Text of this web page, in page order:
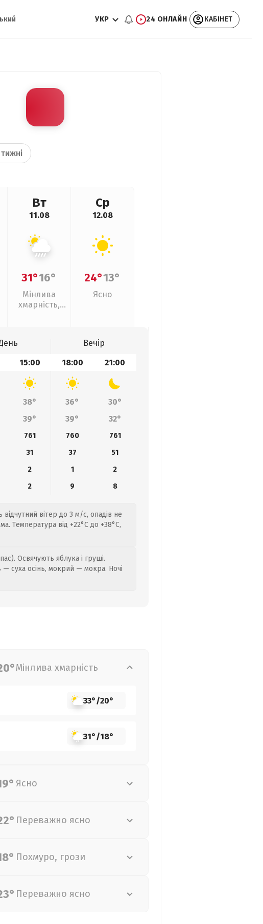
УКР 24 ОНЛАЙН КАБІНЕТ
Вт
11.08
31°16°
Мінлива
хмарність,
Ср
12.08
24°13°
Ясно
Вечір
15:00 18:00 21:00
38° 36°
30°
39° 39° 32°
761 760
761
31 37
51
2 1
2
2 9 8
вітер до 3 м/с, опадів не
Температура від +22°C до +38°C,
Освячують яблука і груші.
суха осінь, мокрий — мокра. Ночі
Мінлива хмарність
33°/20°
31°/18°
Ясно
Переважно ясно
Похмуро, грози
Переважно ясно